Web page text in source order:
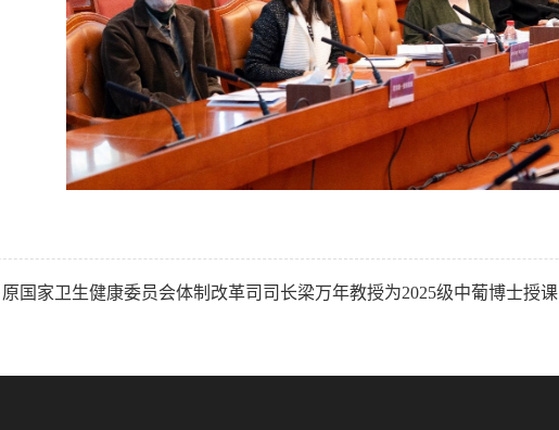
原国家卫生健康委员会体制改革司司长梁万年教授为2025级中葡博士授课